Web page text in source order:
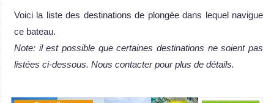
Voici la liste des destinations de plongée dans lequel navigue
ce bateau.
Note: il est possible que certaines destinations ne soient pas
listées ci-dessous. Nous contacter pour plus de détails.